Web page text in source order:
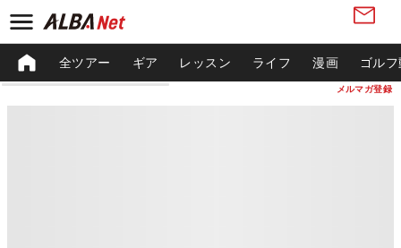
メルマガ登録
全ツアー ギア レッスン ライフ 漫画 ゴル